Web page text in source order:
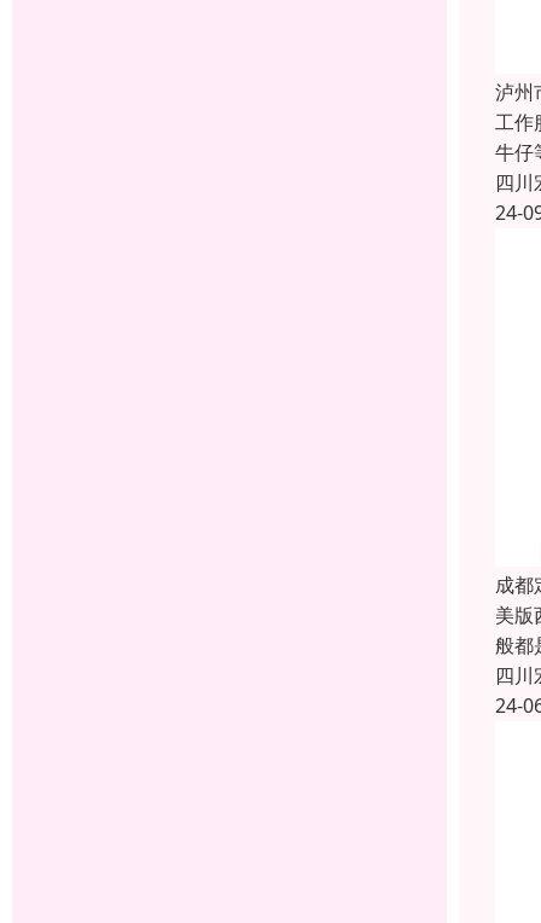
泸州
工作
牛仔
四川
24-
成都
美版
般都
四川
24-